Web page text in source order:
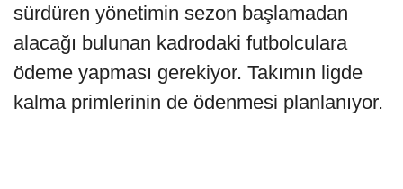
sürdüren yönetimin sezon başlamadan
alacağı bulunan kadrodaki futbolculara
ödeme yapması gerekiyor. Takımın ligde
kalma primlerinin de ödenmesi planlanıyor.